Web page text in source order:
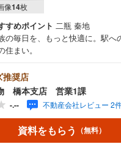
像14枚
すめポイント 二瓶 秦地
の毎日を、もっと快適に。駅へ
住まい。
推奨店
橋本支店 営業1課
-.-- 不動産会社レビュー 2
資料をもらう （無料）